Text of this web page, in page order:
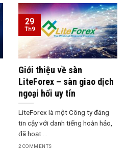
Giới thiệu về sàn
LiteForex – sàn giao dịch
ngoại hối uy tín
LiteForex là một Công ty đáng
tin cậy với danh tiếng hoàn hảo,
đã hoạt ...
2 COMMENTS
29
Th9